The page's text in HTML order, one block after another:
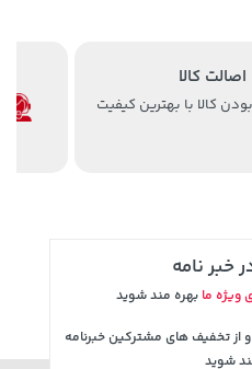
اصالت کالا
کالا با بهترین کیفیت
خبر نامه
ویژه ما بهره مند شوید
از تخفیف های مشترکین خبرنامه
شوید